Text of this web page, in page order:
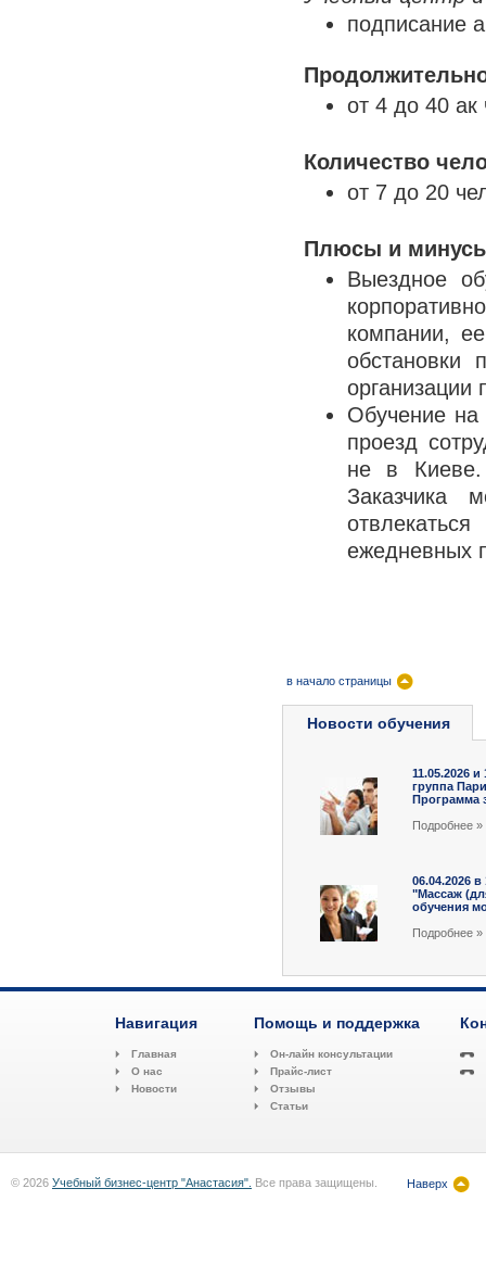
подписание
от 4 до 40 ак
Количество
от 7 до 20
Плюсы и минусы
Выездное
компании,
обстановки
организации
Обучение на
проезд
не в Киеве.
Заказчика
ежедневных
в начало страницы
Новости обучения
11.05.2026 и
группа
Программа
Подробнee »
06.04.2026 в
"Массаж
обучения
Подробнee »
Навигация
Главная
О нас
Новости
Помощь и поддержка
Он-лайн консультации
Прайс-лист
Отзывы
Статьи
© 2026 Учебный бизнес-центр "Анастасия". Все права защищены. Наверх